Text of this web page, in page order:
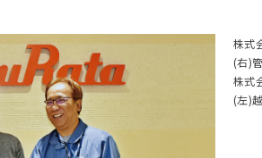
株式
(右)
株式
(左)